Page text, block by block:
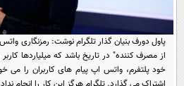
مجله تصویری سلاح
ورزش
سیاست
خواندنی ها و دیدنی
داستان کوتاه
آموزش زبان
پاول دورف بنیان‌ گذار تلگرام نوشت: رمزنگاری
از مصرف‌ کننده" در تاریخ باشد که میلیاردها
خود پلتفرم، واتس‌ اپ پیام‌ های کاربران را می‌